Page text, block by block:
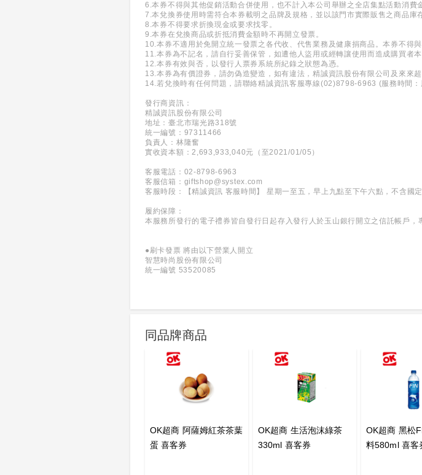
6.本券不得與其他促銷活動合併使用，也不計入本公司舉辦之全店集點活動消費
7.本兌換券使用時需符合本券載明之品牌及規格，並以該門市實際販售之商品庫
8.本券不得要求折換現金或要求找零。
9.本券在兌換商品或折抵消費金額時不再開立發票。
10.本券不適用於免開立統一發票之各代收、代售業務及健康捐商品。本券不得
11.本券為不記名，請自行妥善保管，如遭他人盜用或經轉讓使用而造成購買者
12.本券有效與否，以發行人票券系統所紀錄之狀態為憑。
13.本券為有價證券，請勿偽造變造，如有違法，精誠資訊股份有限公司及來來
14.若兌換時有任何問題，請聯絡精誠資訊客服專線(02)8798-6963 (服務時間
發行商資訊：
精誠資訊股份有限公司
地址：臺北市瑞光路318號
統一編號：97311466
負責人：林隆奮
實收資本額：2,693,933,040元（至2021/01/05）
客服電話：02-8798-6963
客服信箱：giftshop@systex.com
客服時段：【精誠資訊 客服時間】 星期一至五，早上九點至下午六點，不含國
履約保障：
本服務所發行的電子禮券皆自發行日起存入發行人於玉山銀行開立之信託帳戶，
●刷卡發票 將由以下營業人開立
智慧時尚股份有限公司
統一編號 53520085
同品牌商品
OK超商 阿薩姆紅茶茶葉
蛋 喜客券
OK超商 生活泡沫綠茶
330ml 喜客券
OK超商 黑松
料580ml 喜客